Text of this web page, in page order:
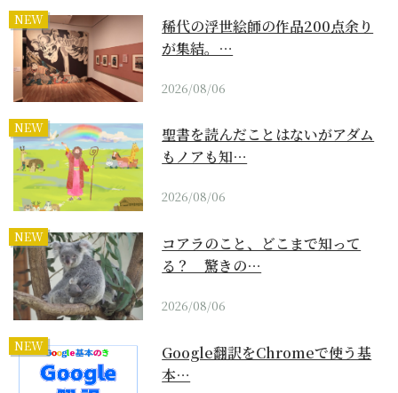
NEW
稀代の浮世絵師の作品200点余り
が集結。…
2026/08/06
NEW
聖書を読んだことはないがアダム
もノアも知…
2026/08/06
NEW
コアラのこと、どこまで知って
る？ 驚きの…
2026/08/06
NEW
Google翻訳をChromeで使う基
本…